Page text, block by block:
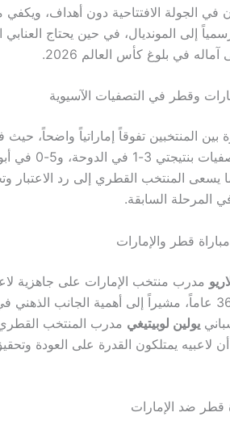
في الجولة الافتتاحية دون أهداف، ويكفي
إلى المونديال، في حين يحتاج العنابي
في بلوغ كأس العالم 2026.
وقطر في التصفيات الآسيوية
المنتخبين تفوقاً إماراتياً واضحاً، حيث
في الدور
يسعى المنتخب القطري إلى رد الاعتبار
المرحلة السابقة.
قطر والإمارات
مدرب منتخب الإمارات على جاهزية
المونديال بعد غياب دام 36 عاماً، مشيراً إلى أهمية
يولين لوبيتيغي مدرب المنتخب
لاعبيه يمتلكون القدرة على العودة
قطر ضد الإمارات